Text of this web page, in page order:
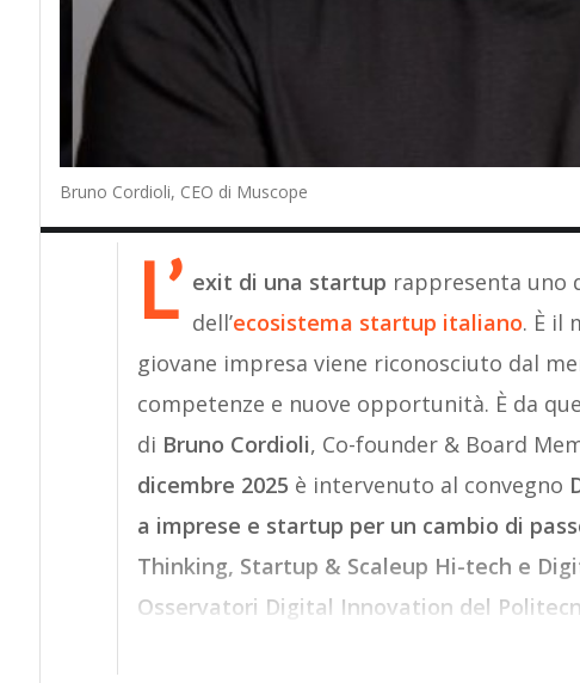
Bruno Cordioli, CEO di Muscope
L’ exit di una startup rappresenta uno
dell’ecosistema startup italiano. È il
giovane impresa viene riconosciuto dal
competenze e nuove opportunità. È da
di Bruno Cordioli, Co-founder & Board
dicembre 2025 è intervenuto al convegno
a imprese e startup per un cambio di
Thinking, Startup & Scaleup Hi-tech e
Osservatori Digital Innovation del